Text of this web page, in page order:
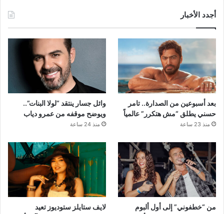
أجدد الأخبار
بعد أسبوعين من الصدارة.. تامر
حسني يطلق “مش هتكرر” عالمياً
منذ 23 ساعة
وائل جسار ينتقد “لولا البنات”..
ويوضح موقفه من عمرو دياب
منذ 24 ساعة
من “خطفوني” إلى أول ألبوم
لايف ستايلز ستوديوز تعيد